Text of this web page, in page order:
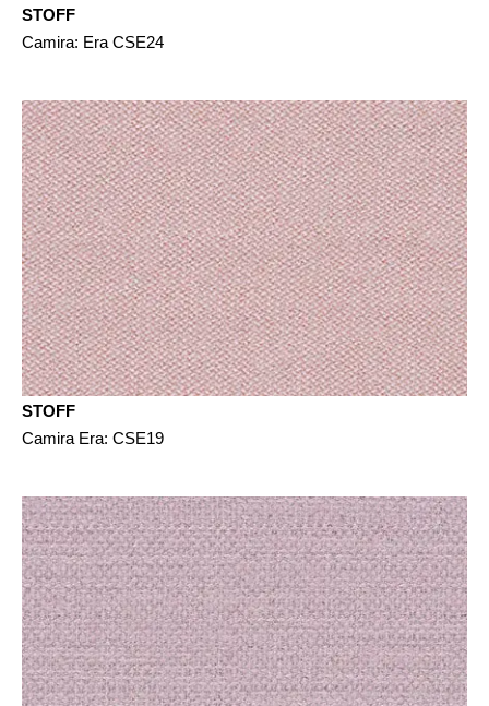
STOFF
Camira: Era CSE24
STOFF
Camira Era: CSE19